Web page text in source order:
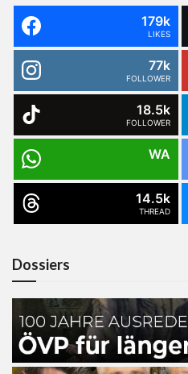
179k
LIKES
77k
FOLLOWER
18.5k
FOLLOWER
WA
14.5k
THREAD
Dossiers